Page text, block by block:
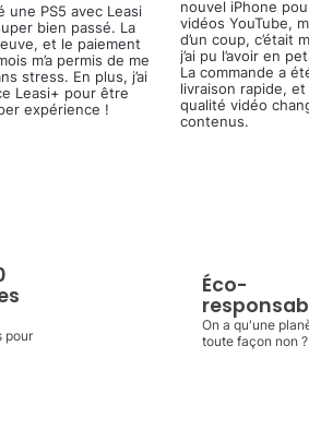
une PS5 avec Leasi
bien passé. La
et le paiement
m’a permis de me
stress. En plus, j’ai
Leasi+ pour être
expérience !
nouvel iPhone
vidéos YouTube,
d’un coup, c’était
j’ai pu l’avoir en
La commande a
livraison rapide,
qualité vidéo
contenus.
pour
Éco-
On a qu'une
toute façon non ?